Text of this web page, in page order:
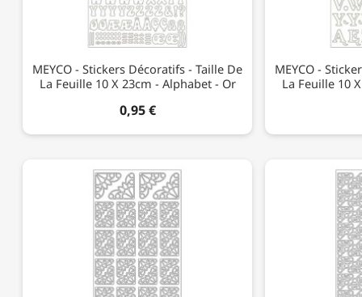
MEYCO - Stickers Décoratifs - Taille De
La Feuille 10 X 23cm - Alphabet - Or
0,95 €
MEYCO -
La Feuille 10